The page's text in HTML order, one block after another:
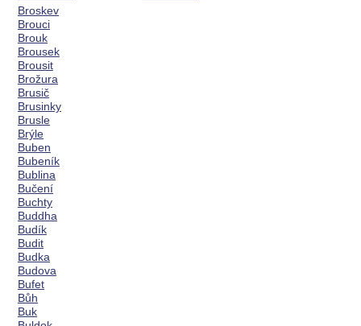
Broskev
Brouci
Brouk
Brousek
Brousit
Brožura
Brusič
Brusinky
Brusle
Brýle
Buben
Bubeník
Bublina
Bučení
Buchty
Buddha
Budík
Budit
Budka
Budova
Bufet
Bůh
Buk